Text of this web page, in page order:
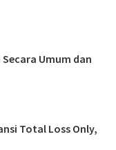
Umum dan
Total Loss Only,